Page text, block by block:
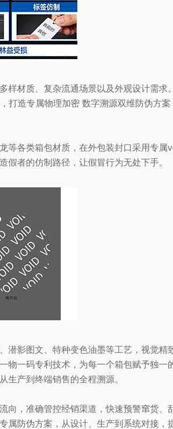
材质、复杂流通场景以及外观设计需求。
造专属物理加密 数字溯源双维防伪方
各类箱包材质，在外包装封口采用专属
者的仿制路径，让假冒行为无处下手。
影图文、特种变色油墨等工艺，视觉精
一码专利技术，为每一个箱包赋予独一
生产到终端销售的全程溯源。
，准确管控经销渠道，快速预警窜货、
防伪方案，从设计、生产到系统对接，